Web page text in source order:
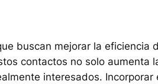
buscan mejorar la eficiencia
contactos no solo aumenta
interesados. Incorporar